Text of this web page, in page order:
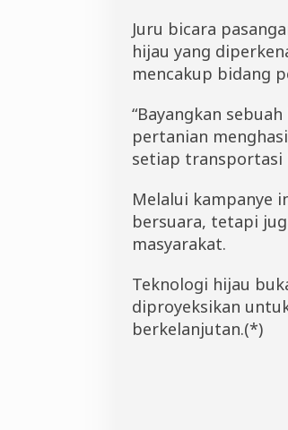
Juru bicara
hijau yang
mencakup bidang
“Bayangkan
pertanian
setiap transportasi
Melalui kampanye
bersuara, tetapi
masyarakat.
Teknologi hijau
diproyeksikan
berkelanjutan.(*)